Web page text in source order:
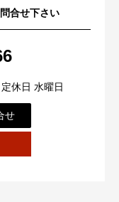
合せ下さい
休日 水曜日
せ